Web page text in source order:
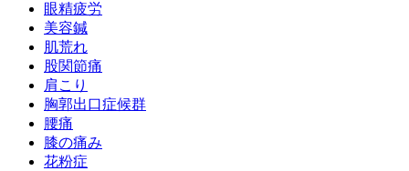
眼精疲労
美容鍼
肌荒れ
股関節痛
肩こり
胸郭出口症候群
腰痛
膝の痛み
花粉症